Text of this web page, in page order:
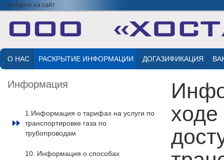
Войдите на сайт
О НАС РАСКРЫТИЕ ИНФОРМАЦИИ ДОГАЗИФИКАЦИЯ
Информация
1.Информация о тарифах на услуги по
транспортировке газа по
трубопроводам
10. Информация о способах
ходе